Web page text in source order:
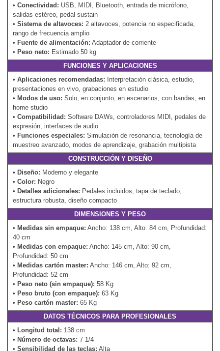
• Conectividad: USB, MIDI, Bluetooth, entrada de micrófono,
salidas estéreo, pedal sustain
• Sistema de altavoces: 2 altavoces, potencia no especificada,
rango de frecuencia amplio
• Fuente de alimentación: Adaptador de corriente
• Peso neto: Estimado 50 kg
FUNCIONES Y APLICACIONES
• Aplicaciones recomendadas: Interpretación clásica, estudio,
presentaciones en vivo, grabaciones en estudio
• Modos de uso: Solo, en conjunto, en escenarios, con bandas, en
home studio
• Compatibilidad: Software DAWs, controladores MIDI, pedales de
expresión, interfaces de audio
• Funciones especiales: Simulación de resonancia, tecnología de
muestreo avanzado, modos de aprendizaje, grabación multipista
CONSTRUCCIÓN Y DISEÑO
• Diseño: Moderno y elegante
• Color: Negro
• Detalles adicionales: Pedales incluidos, tapa de teclado,
estructura robusta, diseño compacto
DIMENSIONES Y PESO
• Medidas sin empaque: Ancho: 138 cm, Alto: 84 cm, Profundidad:
40 cm
• Medidas con empaque: Ancho: 145 cm, Alto: 90 cm,
Profundidad: 50 cm
• Medidas cartón master: Ancho: 146 cm, Alto: 92 cm,
Profundidad: 52 cm
• Peso neto (sin empaque): 58 Kg
• Peso bruto (con empaque): 63 Kg
• Peso cartón master: 65 Kg
DATOS TÉCNICOS PARA PROFESIONALES
• Longitud total: 138 cm
• Número de octavas: 7 1/4
• Sensibilidad de las teclas: Alta